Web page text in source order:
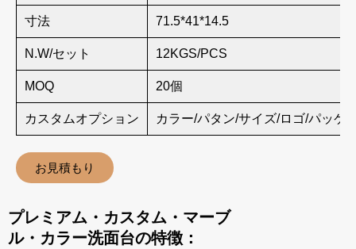
寸法 71.5*41*14.5
N.W/セット 12KGS/PCS
MOQ 20個
カスタムオプション カラー/パタン/サイズ/ロゴ/パッケ
お見積もり
プレミアム・カスタム・マーブ
ル・カラー洗面台の特徴：